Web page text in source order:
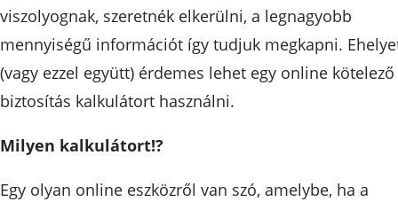
viszolyognak, szeretnék elkerülni, a legnagyobb
mennyiségű információt így tudjuk megkapni.
(vagy ezzel együtt) érdemes lehet egy online kötelező
biztosítás kalkulátort használni.
Milyen kalkulátort!?
Egy olyan online eszközről van szó, amelybe, ha a